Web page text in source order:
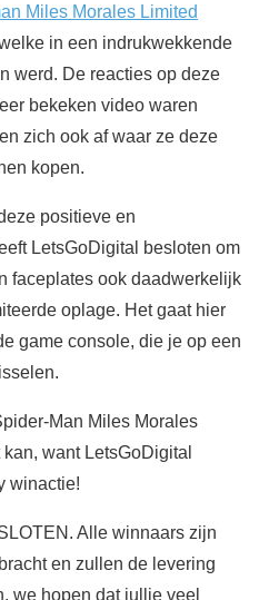
Miles Morales Limited
in een indrukwekkende
werd. De reacties op deze
bekeken video waren
zich ook af waar ze deze
kopen.
positieve en
LetsGoDigital besloten om
faceplates ook daadwerkelijk
oplage. Het gaat hier
game console, die je op een
Man Miles Morales
want LetsGoDigital
winactie!
Alle winnaars zijn
en zullen de levering
we hopen dat jullie veel